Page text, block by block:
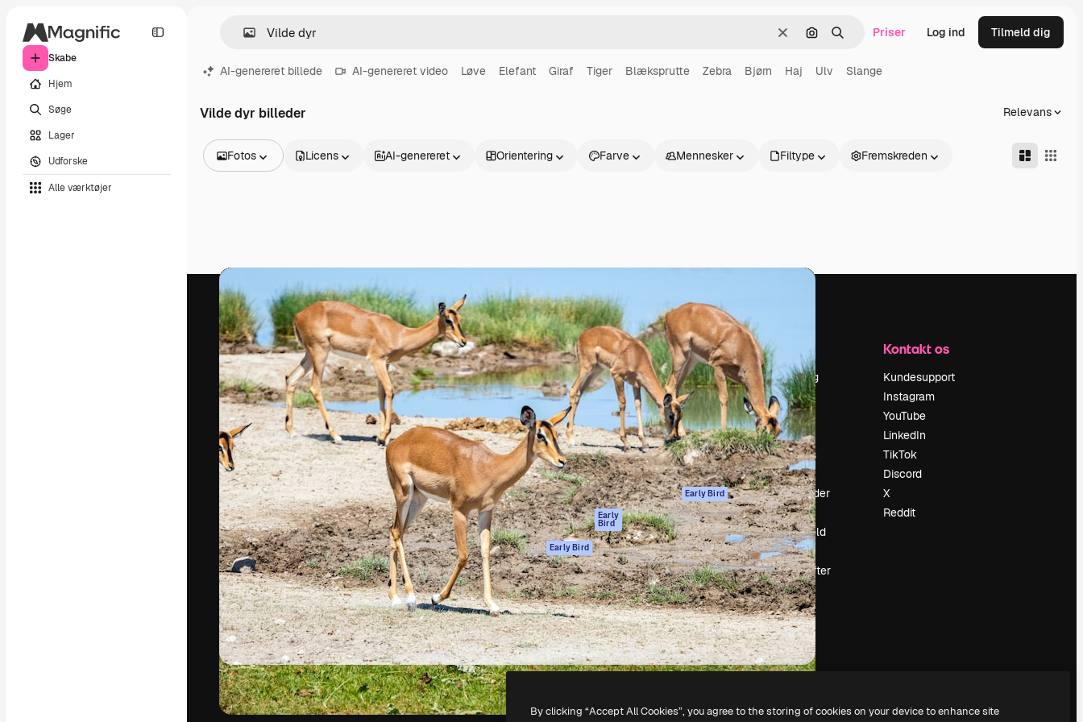
Skabe
Hjem
Søge
Lager
Udforske
Alle værktøjer
Klar Søg efter billede
Søge Priser Log ind Tilmeld dig
AI-genereret billede AI-genereret video Løve Elefant Giraf Tiger Blæksprutte Zebra Bjørn Haj Ulv Slange
Vilde dyr billeder Relevans
Fotos
Videoer
Optagelser
Motion graphics
Videoskabeloner
Ikoner
3D modeller
Skrifttyper
Licens AI-genereret Orientering Farve Mennesker Filtype Fremskreden
Den kreative platform til at skabe dit bedste
arbejde. Over 1 million abonnenter – fra
kreative og virksomheder til bureauer og
studier.
Dansk
Produkter
Spaces
AI-assistent
AI-billedgenerator
AI-videogenerator
AI-
stemmegenerator
Stockindhold
MCP til
Claude/ChatGPT
Early
Bird
Agenter Early Bird
API
Mobilapp
Alle Magnific
værktøjer
Kom godt i
gang
Academy
Dokumentation
Support
Vilkår for brug
Privatlivspolitik
Originaler Early Bird
Cookies politik
Tillidscenter
Partnere
Virksomhed
Firma
Prissætning
Om os
Reviews
Karriere
Søgetrends
Blog
Begivenheder
Slidesgo
Sælg indhold
Presserum
Leder du efter
magnific.ai
Kontakt os
Kundesupport
Instagram
YouTube
LinkedIn
TikTok
Discord
X
Reddit
Copyright © 2010-2026Freepik Company S.L.U.Alle rettigheder forbeholdes.
By clicking “Accept All Cookies”, you agree to the storing of cookies on your device to enhance site